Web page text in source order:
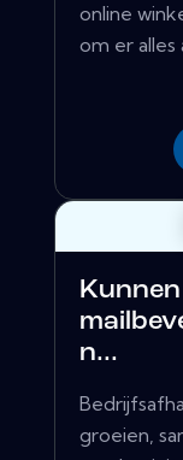
online
om er alles
Kunnen
n...
groeien,